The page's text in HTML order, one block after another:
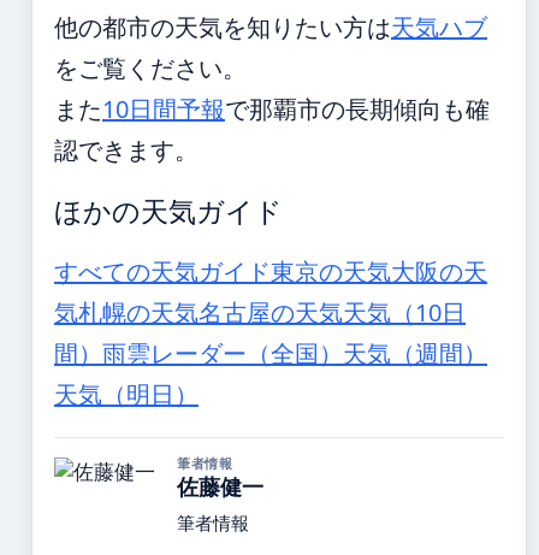
他の都市の天気を知りたい方は天気ハブ
をご覧ください。
また10日間予報で那覇市の長期傾向も確
認できます。
ほかの天気ガイド
すべての天気ガイド東京の天気大阪の天
気札幌の天気名古屋の天気天気（10日
間） 雨雲レーダー（全国） 天気（週間）
天気（明日）
筆者情報
佐藤健一
筆者情報